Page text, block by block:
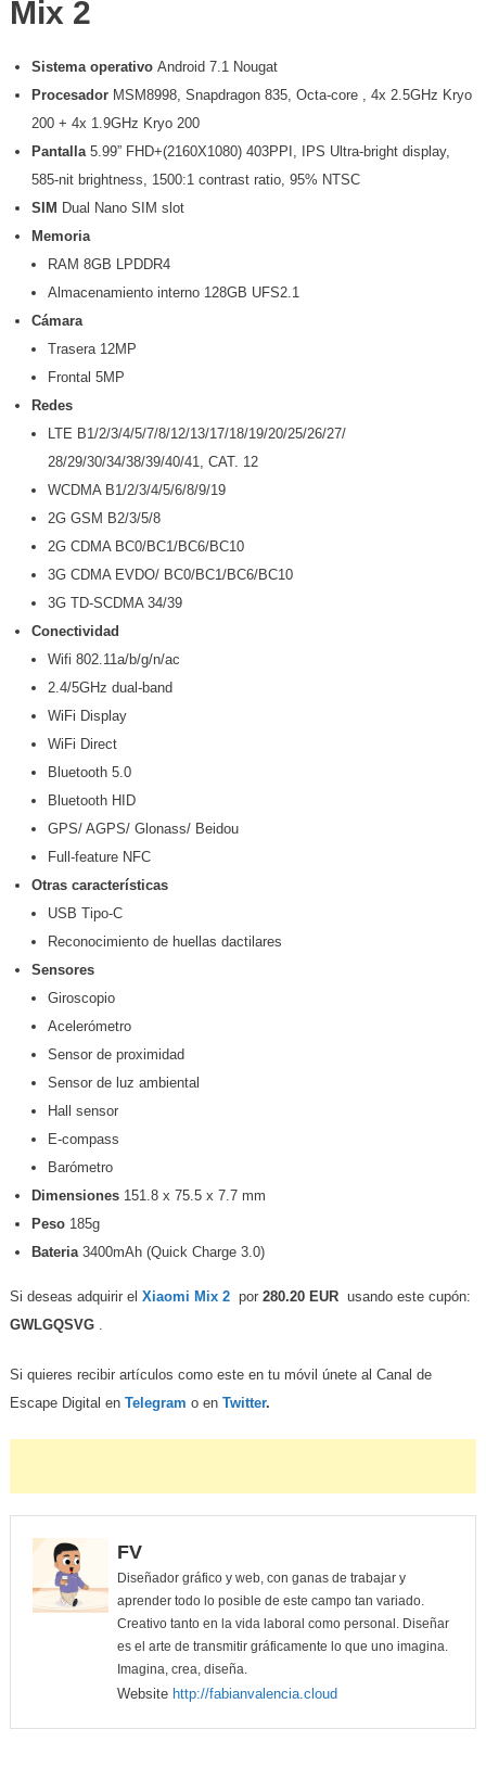
Mix 2
Sistema operativo Android 7.1 Nougat
ProcesadorMSM8998, Snapdragon 835, Octa-core , 4x 2.5GHz Kryo
200 + 4x 1.9GHz Kryo 200
Pantalla 5.99” FHD+(2160X1080) 403PPI, IPS Ultra-bright display,
585-nit brightness, 1500:1 contrast ratio, 95% NTSC
SIM Dual Nano SIM slot
Memoria
RAM 8GB LPDDR4
Almacenamiento interno 128GB UFS2.1
Cámara
Trasera 12MP
Frontal 5MP
Redes
LTE B1/2/3/4/5/7/8/12/13/17/18/19/20/25/26/27/
28/29/30/34/38/39/40/41, CAT. 12
WCDMA B1/2/3/4/5/6/8/9/19
2G GSM B2/3/5/8
2G CDMA BC0/BC1/BC6/BC10
3G CDMA EVDO/ BC0/BC1/BC6/BC10
3G TD-SCDMA 34/39
Conectividad
Wifi 802.11a/b/g/n/ac
2.4/5GHz dual-band
WiFi Display
WiFi Direct
Bluetooth 5.0
Bluetooth HID
GPS/ AGPS/ Glonass/ Beidou
Full-feature NFC
Otras características
USB Tipo-C
Reconocimiento de huellas dactilares
Sensores
Giroscopio
Acelerómetro
Sensor de proximidad
Sensor de luz ambiental
Hall sensor
E-compass
Barómetro
Dimensiones151.8 x 75.5 x 7.7 mm
Peso185g
Bateria3400mAh (Quick Charge 3.0)
Si deseas adquirir el Xiaomi Mix 2por 280.20 EUR usando este cupón:
GWLGQSVG.
Si quieres recibir artículos como este en tu móvil únete al Canal de
Escape Digital en Telegram o en Twitter.
FV
Diseñador gráfico y web, con ganas de trabajar y
aprender todo lo posible de este campo tan variado.
Creativo tanto en la vida laboral como personal. Diseñar
es el arte de transmitir gráficamente lo que uno imagina.
Imagina, crea, diseña.
Website http://fabianvalencia.cloud